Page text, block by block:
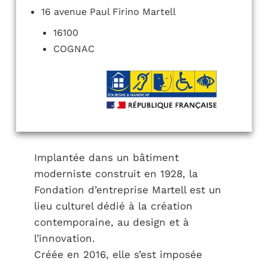
16 avenue Paul Firino Martell
16100
COGNAC
Implantée dans un bâtiment
moderniste construit en 1928, la
Fondation d’entreprise Martell est un
lieu culturel dédié à la création
contemporaine, au design et à
l’innovation.
Créée en 2016, elle s’est imposée